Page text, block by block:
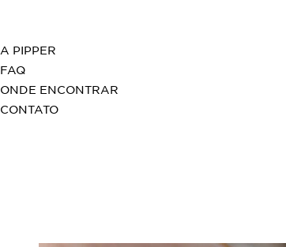
A PIPPER
FAQ
ONDE ENCONTRAR
CONTATO